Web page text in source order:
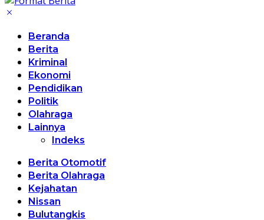
Beranda
Berita
Kriminal
Ekonomi
Pendidikan
Politik
Olahraga
Lainnya
Indeks
Berita Otomotif
Berita Olahraga
Kejahatan
Nissan
Bulutangkis